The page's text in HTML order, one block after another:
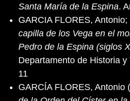
Santa María de la Espina.
GARCIA FLORES,
capilla de los Vega en el
Pedro de la Espina (siglos
Departamento de Historia
11
GARCÍA FLORES, Antonio